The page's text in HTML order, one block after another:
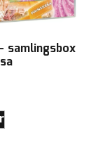
samlingsbox